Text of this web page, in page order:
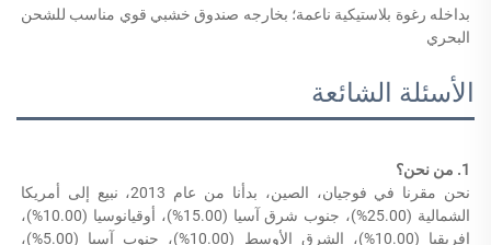
البحري
الأسئلة الشائعة
1. من نحن؟